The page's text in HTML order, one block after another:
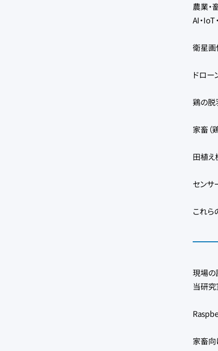
農業・
AI・
衛星画
ドロー
鶏の脱
家畜（
田植え
センサ
これら
現場の
当研究
家畜向